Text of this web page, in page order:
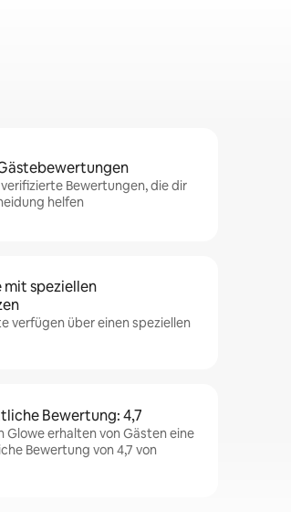
verifizierte Bewertungen, die dir
helfen
speziellen
verfügen über einen speziellen
Bewertung: 4,7
Glowe erhalten von Gästen eine
Bewertung von 4,7 von